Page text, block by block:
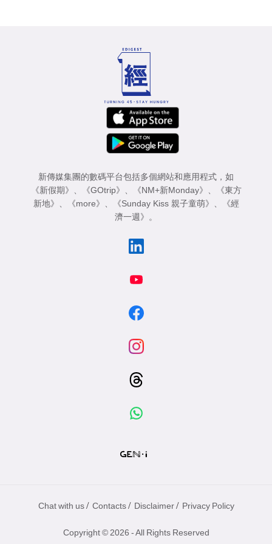
新傳媒集團的數碼平台包括多個網站和應用程式，如
《新假期》
《GOtrip》 《NM+新Monday》
《東方
新地》
《more》 《Sunday Kiss 親子童萌》
《經
濟一週》
。
Chat with us / Contacts / Disclaimer / Privacy Policy
Copyright © 2026 - All Rights Reserved